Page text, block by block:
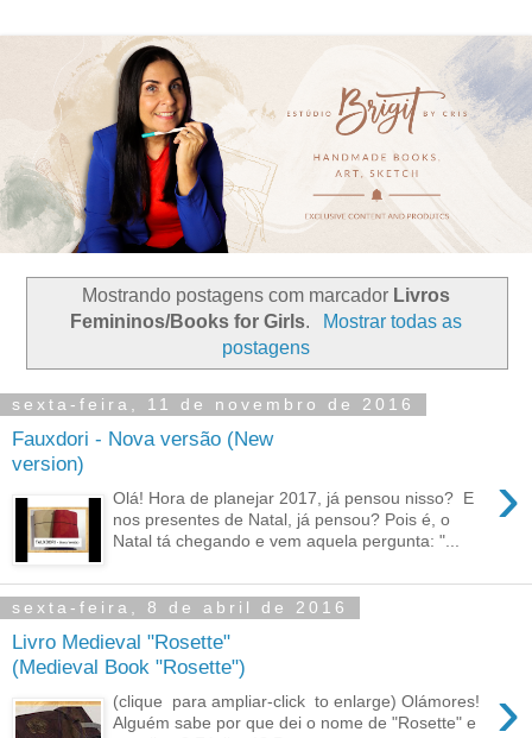
Mostrando postagens com marcador Livros
Femininos/Books for Girls.
Mostrar todas as
postagens
sexta-feira, 11 de novembro de 2016
Fauxdori - Nova versão (New
version)
›
Olá! Hora de planejar 2017, já pensou nisso? E
nos presentes de Natal, já pensou? Pois é, o
Natal tá chegando e vem aquela pergunta: "...
sexta-feira, 8 de abril de 2016
Livro Medieval "Rosette"
(Medieval Book "Rosette")
›
(clique para ampliar-click to enlarge) Olámores!
Alguém sabe por que dei o nome de "Rosette" e